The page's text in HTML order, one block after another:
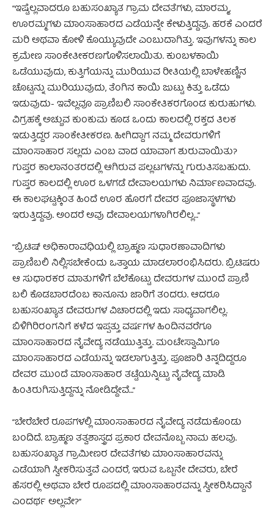
“ಇಷ್ಟೆಲ್ಲವಾದರೂ ಬಹುಸಂಖ್ಯಾತ ಗ್ರಾಮ ದೇವತೆಗಳು, ಮಾರಮ್ಮ,
ಊರಮ್ಮಗಳು ಮಾಂಸಾಹಾರದ ಎಡೆಯನ್ನೇ ಕೇಳುತ್ತಿದ್ದವು. ಹರಕೆ ಎಂದರೆ
ಮರಿ ಅಥವಾ ಕೋಳಿ ಕೊಯ್ಯುವುದೇ ಎಂಬುದಾಗಿತ್ತು. ಇವುಗಳನ್ನು ಕಾಲ
ಕ್ರಮೇಣ ಸಾಂಕೇತೀಕರಣಗೊಳಿಸಲಾಯಿತು. ಕುಂಬಳಕಾಯಿ
ಒಡೆಯುವುದು, ಕುತ್ತಿಗೆಯನ್ನು ಮುರಿಯುವ ರೀತಿಯಲ್ಲಿ ಬಾಳೇಹಣ್ಣಿನ
ಚೊಟ್ಟನ್ನು ಮುರಿಯುವುದು, ತೆಂಗಿನ ಕಾಯಿ ಜುಟ್ಟು ಕಿತ್ತು ಒಡೆದು
ಇಡುವುದು- ಇವೆಲ್ಲವೂ ಪ್ರಾಣಿಬಲಿ ಸಾಂಕೇತಿಕರಗೊಂಡ ಕುರುಹುಗಳು.
ವಿಗ್ರಹಕ್ಕೆ ಅಚ್ಚುವ ಕುಂಕುಮ ಕೂಡ ಒಂದು ಕಾಲದಲ್ಲಿ ರಕ್ತದ ತಿಲಕ
ಇಡುತ್ತಿದ್ದರ ಸಾಂಕೇತೀಕರಣ. ಹೀಗಿದ್ದಾಗ ನಮ್ಮ ದೇವರುಗಳಿಗೆ
ಮಾಂಸಾಹಾರ ಸಲ್ಲದು ಎಂಬ ವಾದ ಯಾವಾಗ ಶುರುವಾಯಿತು?
ಗುಪ್ತರ ಕಾಲಾನಂತರದಲ್ಲಿ ಆಗಿರುವ ಪಲ್ಲಟಗಳನ್ನು ಗುರುತಿಸಬಹುದು.
ಗುಪ್ತರ ಕಾಲದಲ್ಲಿ ಊರ ಒಳಗಡೆ ದೇವಾಲಯಗಳು ನಿರ್ಮಾಣವಾದವು.
ಈ ಕಾಲಘಟ್ಟಕ್ಕಿಂತ ಹಿಂದೆ ಊರ ಹೊರಗೆ ದೇವರ ಪೂಜಾಸ್ಥಳಗಳು
ಇರುತ್ತಿದ್ದವು. ಅಂದರೆ ಅವು ದೇವಾಲಯಗಳಾಗಿರಲಿಲ್ಲ…”
“ಬ್ರಿಟಿಷ್ ಅಧಿಕಾರಾವಧಿಯಲ್ಲಿ ಬ್ರಾಹ್ಮಣ ಸುಧಾರಣಾವಾದಿಗಳು
ಪ್ರಾಣಿಬಲಿ ನಿಲ್ಲಿಸಬೇಕೆಂದು ಒತ್ತಾಯ ಮಾಡಲಾರಂಭಿಸಿದರು. ಬ್ರಿಟಿಷರು
ಆ ಸುಧಾರಕರ ಮಾತುಗಳಿಗೆ ಬೆಲೆಕೊಟ್ಟು ದೇವರುಗಳ ಮುಂದೆ ಪ್ರಾಣಿ
ಬಲಿ ಕೊಡಬಾರದೆಂಬ ಕಾನೂನು ಜಾರಿಗೆ ತಂದರು. ಆದರೂ
ಬಹುಸಂಖ್ಯಾತ ದೇವರುಗಳ ವಿಚಾರದಲ್ಲಿ ಇದು ಸಾಧ್ಯವಾಗಲಿಲ್ಲ.
ಬಿಳಿಗಿರಿರಂಗನಿಗೆ ಕಳೆದ ಇಪ್ಪತ್ತು ವರ್ಷಗಳ ಹಿಂದಿನವರೆಗೂ
ಮಾಂಸಾಹಾರದ ನೈವೇದ್ಯ ನಡೆಯುತ್ತಿತ್ತು. ಮಂಟೇಸ್ವಾಮಿಗೂ
ಮಾಂಸಾಹಾರದ ಎಡೆಯನ್ನು ಇಡಲಾಗುತ್ತಿತ್ತು. ಪೂಜಾರಿ ತಿನ್ನದಿದ್ದರೂ
ದೇವರ ಮುಂದೆ ಮಾಂಸಾಹಾರ ತಟ್ಟೆಯನ್ನಿಟ್ಟು ನೈವೇದ್ಯ ಮಾಡಿ
ಹಿಂತಿರುಗಿಸುತ್ತಿದ್ದನ್ನು ನೋಡಿದ್ದೇವೆ…”
“ಬೇರೆಬೇರೆ ರೂಪಗಳಲ್ಲಿ ಮಾಂಸಾಹಾರದ ನೈವೇದ್ಯ ನಡೆದುಕೊಂಡು
ಬಂದಿದೆ. ಬ್ರಾಹ್ಮಣ ತತ್ವಶಾಸ್ತ್ರದ ಪ್ರಕಾರ ದೇವನೊಬ್ಬ ನಾಮ ಹಲವು.
ಬಹುಸಂಖ್ಯಾತ ಗ್ರಾಮೀಣರ ದೇವತೆಗಳು ಮಾಂಸಾಹಾರವನ್ನು
ಎಡೆಯಾಗಿ ಸ್ವೀಕರಿಸುತ್ತವೆ ಎಂದರೆ, ಇರುವ ಒಬ್ಬನೇ ದೇವರು, ಬೇರೆ
ಹೆಸರಲ್ಲಿ ಅಥವಾ ಬೇರೆ ರೂಪದಲ್ಲಿ ಮಾಂಸಾಹಾರವನ್ನು ಸ್ವೀಕರಿಸಿದ್ದಾನೆ
ಎಂದರ್ಥ ಅಲ್ಲವೇ?”